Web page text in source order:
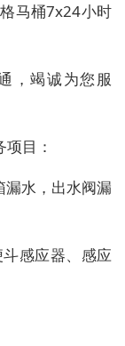
马桶7x24小时
，竭诚为您服
目：
水，出水阀漏
感应器、感应